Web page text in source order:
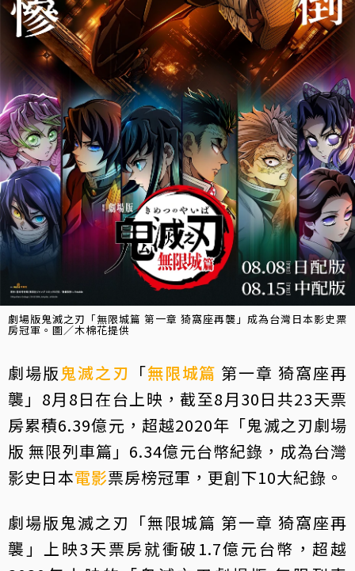
劇場版鬼滅之刃「無限城篇 第一章 猗窩座再襲」成為台灣日本影史票
房冠軍。圖／木棉花提供
劇場版鬼滅之刃 「無限城篇 第一章 猗窩座再
襲」8月8日在台上映，截至8月30日共23天票
房累積6.39億元，超越2020年「鬼滅之刃劇場
版 無限列車篇」6.34億元台幣紀錄，成為台灣
影史日本電影票房榜冠軍，更創下10大紀錄。
劇場版鬼滅之刃「無限城篇 第一章 猗窩座再
襲」上映3天票房就衝破1.7億元台幣，超越